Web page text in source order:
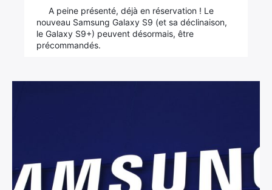
A peine présenté, déjà en réservation ! Le
nouveau Samsung Galaxy S9 (et sa déclinaison,
le Galaxy S9+) peuvent désormais, être
précommandés.